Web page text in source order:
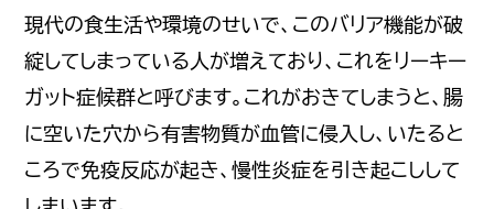
現代の食生活や環境のせいで、このバリア機能が破
綻してしまっている人が増えており、これをリーキー
ガット症候群と呼びます。これがおきてしまうと、腸
に空いた穴から有害物質が血管に侵入し、いたると
ころで免疫反応が起き、慢性炎症を引き起こしして